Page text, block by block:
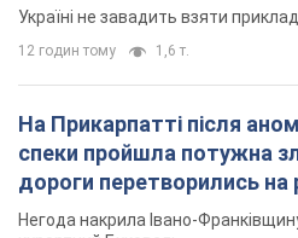
Значні штрафи і спеціальні
проблему джипінгу
Україні не завадить взяти приклад